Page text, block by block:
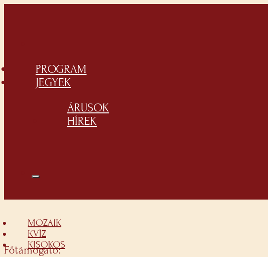
PROGRAM
JEGYEK
ÁRUSOK
HÍREK
MOZAIK
KVÍZ
KISOKOS
Főtámogató: